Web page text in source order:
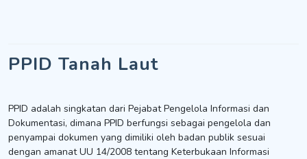
PPID Tanah Laut
PPID adalah singkatan dari Pejabat Pengelola Informasi dan
Dokumentasi, dimana PPID berfungsi sebagai pengelola dan
penyampai dokumen yang dimiliki oleh badan publik sesuai
dengan amanat UU 14/2008 tentang Keterbukaan Informasi